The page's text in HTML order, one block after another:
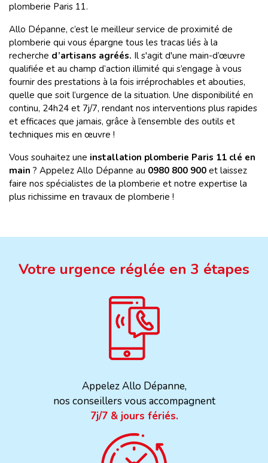
plomberie Paris 11.
Allo Dépanne, c’est le meilleur service de proximité de
plomberie qui vous épargne tous les tracas liés à la
recherche d’artisans agréés. Il s'agit d'une main-d’œuvre
qualifiée et au champ d’action illimité qui s’engage à vous
fournir des prestations à la fois irréprochables et abouties,
quelle que soit l’urgence de la situation. Une disponibilité en
continu, 24h24 et 7j/7, rendant nos interventions plus rapides
et efficaces que jamais, grâce à l’ensemble des outils et
techniques mis en œuvre !
Vous souhaitez une installation plomberie Paris 11 clé en
main ? Appelez Allo Dépanne au 0980 800 900 et laissez
faire nos spécialistes de la plomberie et notre expertise la
plus richissime en travaux de plomberie !
Votre urgence réglée en 3 étapes
Appelez Allo Dépanne,
nos conseillers vous accompagnent
7j/7 & jours fériés.